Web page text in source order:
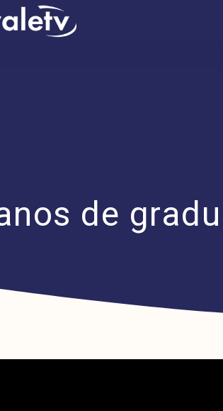
de